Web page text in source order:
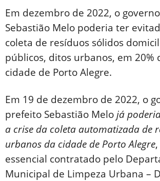
Em dezembro de 2022, o
Sebastião Melo poderia ter
coleta de resíduos sólidos
públicos, ditos urbanos, em 20%
cidade de Porto Alegre.
Em 19 de dezembro de 2022, o
prefeito Sebastião Melojá
a crise da coleta automatizada de
urbanos da cidade de Porto Alegre
essencial contratado pelo
Municipal de Limpeza Urbana –